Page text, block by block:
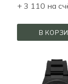
+ 3 110 на
В